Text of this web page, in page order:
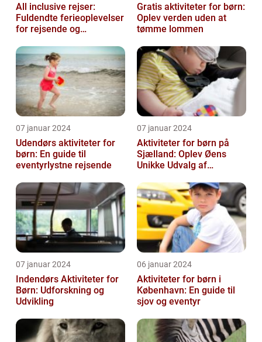
All inclusive rejser:
Fuldendte ferieoplevelser
for rejsende og
Gratis aktiviteter for børn:
Oplev verden uden at
tømme lommen
07 januar 2024
Udendørs aktiviteter for
børn: En guide til
eventyrlystne rejsende
07 januar 2024
Aktiviteter for børn på
Sjælland: Oplev Øens
Unikke Udvalg af
07 januar 2024
Indendørs Aktiviteter for
Børn: Udforskning og
Udvikling
06 januar 2024
Aktiviteter for børn i
København: En guide til
sjov og eventyr